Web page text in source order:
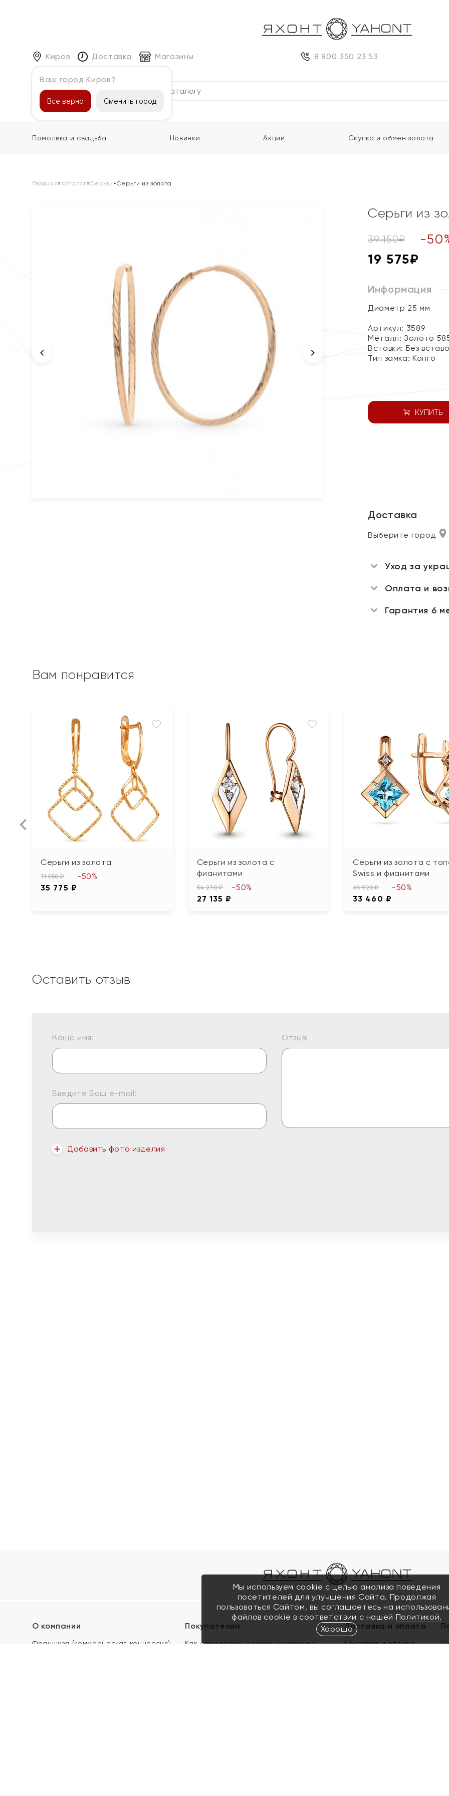
Киров
Ваш город Киров?
Все верно Сменить город
Доставка Магазины 8 800 350 23 53
Каталог
Помолвка и свадьба Новинки Акции Скупка и обмен золота
Главная» Каталог»Серьги »Серьги из золота
Серьги из
39 150₽ -50
19 575₽
Информация
Диаметр 25 мм
Артикул: 3589
Металл:Золото
Вставки: Без
Тип замка:Конго
КУПИТЬ
Доставка
Выберите город
Уход за
Оплата и
Гарантия 6
Вам понравится
Серьги из золота
71 550 ₽
35 775 ₽
-50%
Серьги из золота с
фианитами
54 270 ₽
27 135 ₽
-50%
Серьги из золота с
Swiss и фианитами
66 920 ₽
33 460 ₽
-50%
Оставить отзыв
Ваше имя:
Введите Ваш e-mail:
Добавить фото изделия
Отзыв:
О компании
Франшиза (коммерческая концессия)
Покупателям
Как определить размер украшения
Доставка и оплата
Доставка и оплата
Мы используем cookie с целью анализа поведения
посетителей для улучшения Сайта. Продолжая
пользоваться Сайтом, вы соглашаетесь на
файлов cookie в соответствии с нашей Политикой.
Хорошо